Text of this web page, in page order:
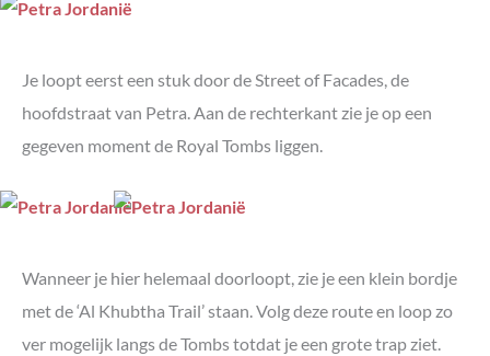
Je loopt eerst een stuk door de Street of Facades, de
hoofdstraat van Petra. Aan de rechterkant zie je op een
gegeven moment de Royal Tombs liggen.
Wanneer je hier helemaal doorloopt, zie je een klein bordje
met de ‘Al Khubtha Trail’ staan. Volg deze route en loop zo
ver mogelijk langs de Tombs totdat je een grote trap ziet.